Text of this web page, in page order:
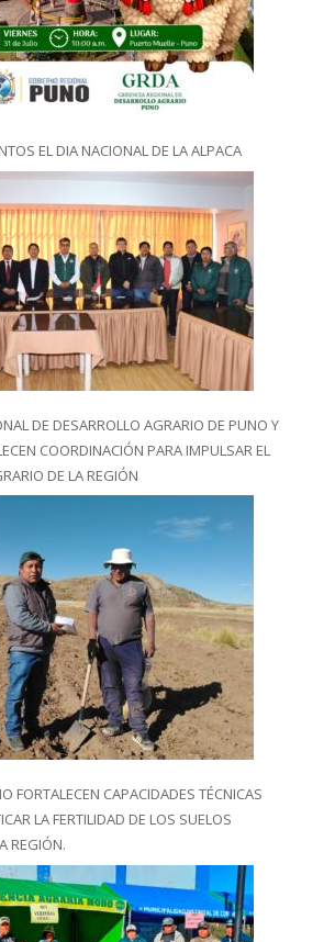
EL DIA NACIONAL DE LA ALPACA
DE DESARROLLO AGRARIO DE PUNO Y
COORDINACIÓN PARA IMPULSAR EL
DE LA REGIÓN
FORTALECEN CAPACIDADES TÉCNICAS
LA FERTILIDAD DE LOS SUELOS
REGIÓN.